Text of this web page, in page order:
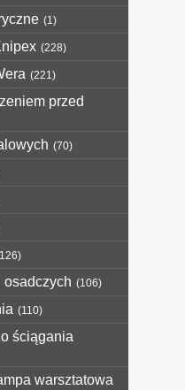
(1)
(228)
(221)
przed
(70)
osadczych (106)
(110)
ściągania
warsztatowa